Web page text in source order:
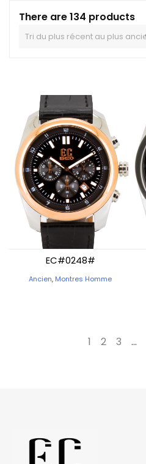
There are 134 products
EC#0248#
Ancien, Montres Homme
1 2 3 …